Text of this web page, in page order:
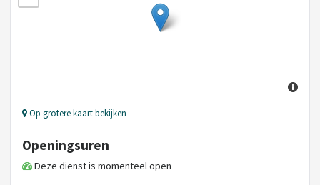
Op grotere kaart bekijken
Openingsuren
Deze dienst is momenteel open